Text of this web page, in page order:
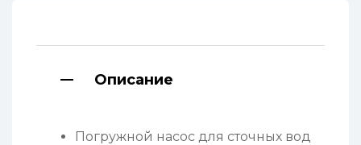
Описание
Погружной насос для сточных вод